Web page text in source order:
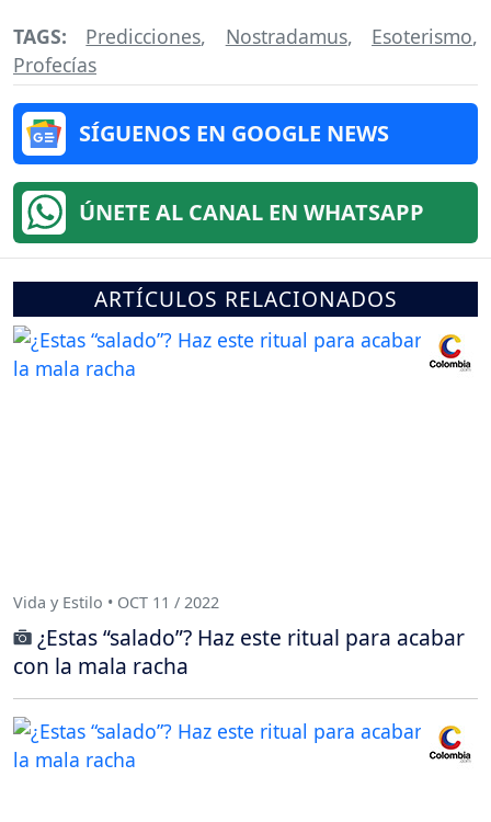
TAGS: Predicciones, Nostradamus, Esoterismo,
Profecías
SÍGUENOS EN GOOGLE NEWS
ÚNETE AL CANAL EN WHATSAPP
ARTÍCULOS RELACIONADOS
Vida y Estilo • OCT 11 / 2022
¿Estas “salado”? Haz este ritual para acabar
con la mala racha